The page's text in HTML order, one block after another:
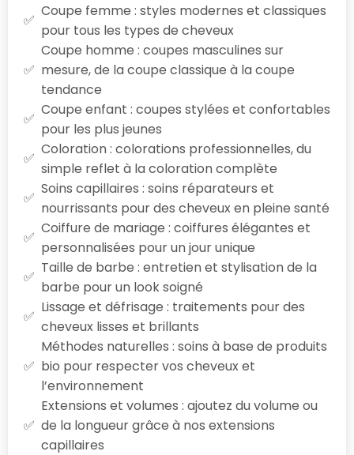
Coupe femme : styles modernes et classiques
pour tous les types de cheveux
Coupe homme : coupes masculines sur
mesure, de la coupe classique à la coupe
tendance
Coupe enfant : coupes stylées et confortables
pour les plus jeunes
Coloration : colorations professionnelles, du
simple reflet à la coloration complète
Soins capillaires : soins réparateurs et
nourrissants pour des cheveux en pleine santé
Coiffure de mariage : coiffures élégantes et
personnalisées pour un jour unique
Taille de barbe : entretien et stylisation de la
barbe pour un look soigné
Lissage et défrisage : traitements pour des
cheveux lisses et brillants
Méthodes naturelles : soins à base de produits
bio pour respecter vos cheveux et
l’environnement
Extensions et volumes : ajoutez du volume ou
de la longueur grâce à nos extensions
capillaires